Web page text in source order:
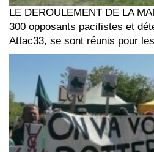
LE DEROULEMENT DE LA
300 opposants pacifistes et
Attac33, se sont réunis pour